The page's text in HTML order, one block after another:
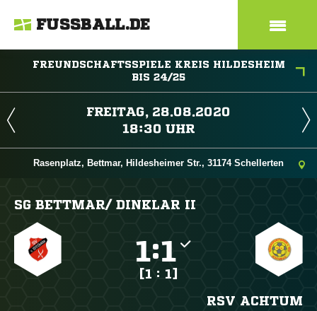
FUSSBALL.DE
FREUNDSCHAFTSSPIELE KREIS HILDESHEIM
BIS 24/25
 
 
Rasenplatz, Bettmar, Hildesheimer Str., 31174 Schellerten
SG BETTMAR/​ DINKLAR II
:
[1 : 1]
RSV ACHTUM